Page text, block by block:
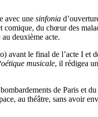
avec une sinfonia
du chœur des
au deuxième acte.
avant le final de l’acte I et
musicale, il rédigea
de Paris et
au théâtre, sans avoir